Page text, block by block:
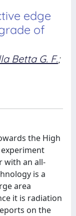
edge
of
Betta G. F.;
the High
experiment
with an all-
is a
area
it is radiation
on the